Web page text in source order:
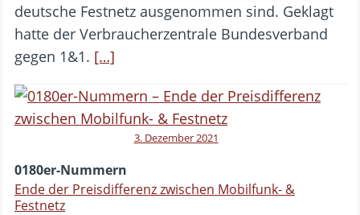
deutsche Festnetz ausgenommen sind. Geklagt
hatte der Verbraucherzentrale Bundesverband
gegen 1&1. […]
3. Dezember 2021
0180er-Nummern
Ende der Preisdifferenz zwischen Mobilfunk- &
Festnetz